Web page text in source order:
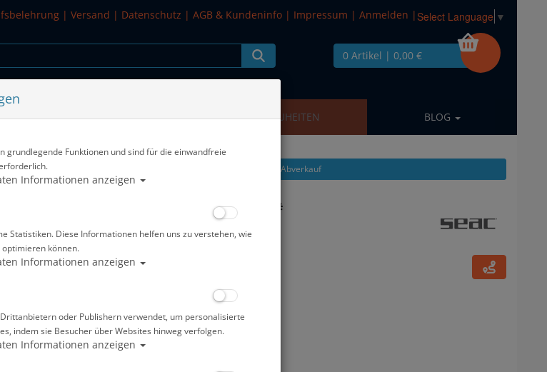
| Versand | Datenschutz | AGB & Kundeninfo | Impressum | Anmelden | Select Language ▼
0 Artikel | 0,00 €
SALE NEUHEITEN BLOG
Alle Artikel zeigen aus: Abverkauf
Seac Hippo Shorty 1.5 mm - Kids - Abverkauf #
Artikelnr.: sc-001006113master
ab 12,90 €*
grundlegende Funktionen und sind für die einwandfreie
Informationen anzeigen
Statistiken. Diese Informationen helfen uns zu verstehen, wie
können.
Informationen anzeigen
oder Publishern verwendet, um personalisierte
indem sie Besucher über Websites hinweg verfolgen.
Informationen anzeigen